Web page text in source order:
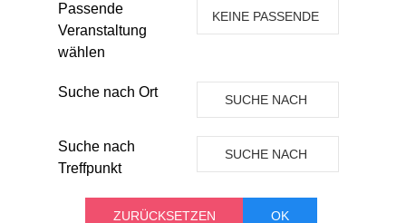
Passende
Veranstaltung
wählen
KEINE PASSENDE
Suche nach Ort SUCHE NACH
ORT
Suche nach
Treffpunkt
SUCHE NACH